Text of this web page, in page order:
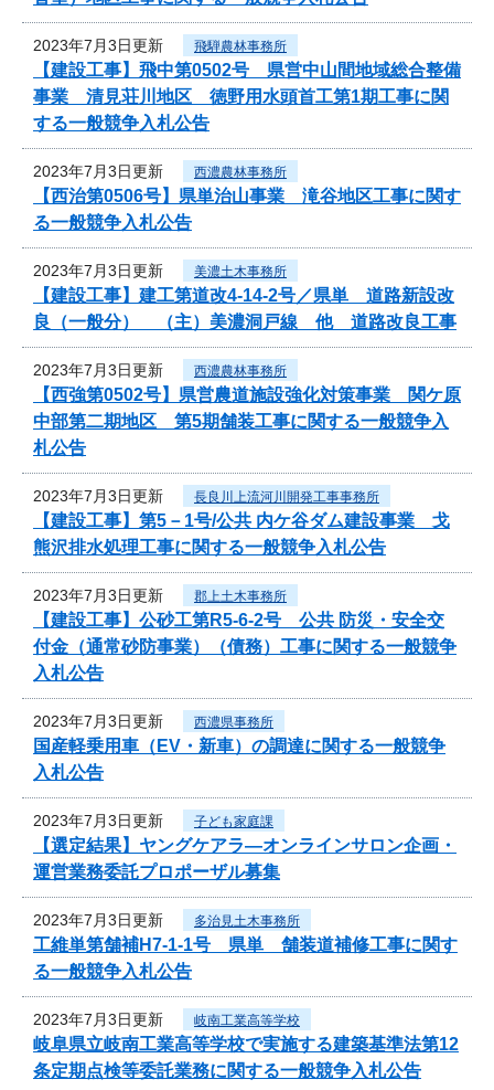
2023年7月3日更新 飛騨農林事務所
【建設工事】飛中第0502号 県営中山間地域総合整備
事業 清見荘川地区 徳野用水頭首工第1期工事に関
する一般競争入札公告
2023年7月3日更新 西濃農林事務所
【西治第0506号】県単治山事業 滝谷地区工事に関す
る一般競争入札公告
2023年7月3日更新 美濃土木事務所
【建設工事】建工第道改4-14-2号／県単 道路新設改
良（一般分） （主）美濃洞戸線 他 道路改良工事
2023年7月3日更新 西濃農林事務所
【西強第0502号】県営農道施設強化対策事業 関ケ原
中部第二期地区 第5期舗装工事に関する一般競争入
札公告
2023年7月3日更新 長良川上流河川開発工事事務所
【建設工事】第5－1号/公共 内ケ谷ダム建設事業 戈
熊沢排水処理工事に関する一般競争入札公告
2023年7月3日更新 郡上土木事務所
【建設工事】公砂工第R5-6-2号 公共 防災・安全交
付金（通常砂防事業）（債務）工事に関する一般競争
入札公告
2023年7月3日更新 西濃県事務所
国産軽乗用車（EV・新車）の調達に関する一般競争
入札公告
2023年7月3日更新 子ども家庭課
【選定結果】ヤングケアラ―オンラインサロン企画・
運営業務委託プロポーザル募集
2023年7月3日更新 多治見土木事務所
工維単第舗補H7-1-1号 県単 舗装道補修工事に関す
る一般競争入札公告
2023年7月3日更新 岐南工業高等学校
岐阜県立岐南工業高等学校で実施する建築基準法第12
条定期点検等委託業務に関する一般競争入札公告